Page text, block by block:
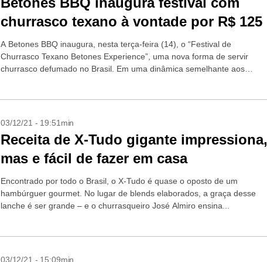
churrasco texano à vontade por R$ 125
A Betones BBQ inaugura, nesta terça-feira (14), o “Festival de
Churrasco Texano Betones Experience”, uma nova forma de servir
churrasco defumado no Brasil. Em uma dinâmica semelhante aos
03/12/21 - 19:51min
Receita de X-Tudo gigante impressiona,
mas e fácil de fazer em casa
Encontrado por todo o Brasil, o X-Tudo é quase o oposto de um
hambúrguer gourmet. No lugar de blends elaborados, a graça desse
lanche é ser grande – e o churrasqueiro José Almiro ensina...
03/12/21 - 15:09min